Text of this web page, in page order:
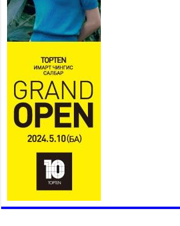
2026 оны 7 сар 21 / 16 цаг 43 минут
Ерөнхий сайд Н.Учрал БНХАУ-аас Монгол Улсад
суугаа Элчин сайд Шэнь Миньжюанийг хүлээн
авч уулзав
2026 оны 7 сар 21 / 16 цаг 39 минут
БҮГД НАЙРАМДАХ ТАЖИКИСТАН УЛСТАЙ
ЭДИЙН ЗАСГИЙН ХАМТЫН АЖИЛЛАГААГ
ӨРГӨЖҮҮЛНЭ
2026 оны 7 сар 21 / 16 цаг 34 минут
26,992 суралцагч хотхоны бага сургуульд, 8100
суралцагч төрөлжсөн ахлах сургуульд
2026 оны 7 сар 21 / 13 цаг 43 минут
COP17 хурлын үеэрх замын хөдөлгөөн, нийтийн
тээврийн зохицуулалт, сургууль, цэцэрлэг, зах,
худалдааны төвийн ажиллах хуваарийг гаргаж,
иргэдэд мэдээлэхийг үүрэг болголоо